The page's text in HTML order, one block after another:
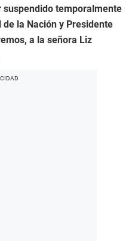
suspendido temporalmente
la Nación y Presidente
a la señora Liz